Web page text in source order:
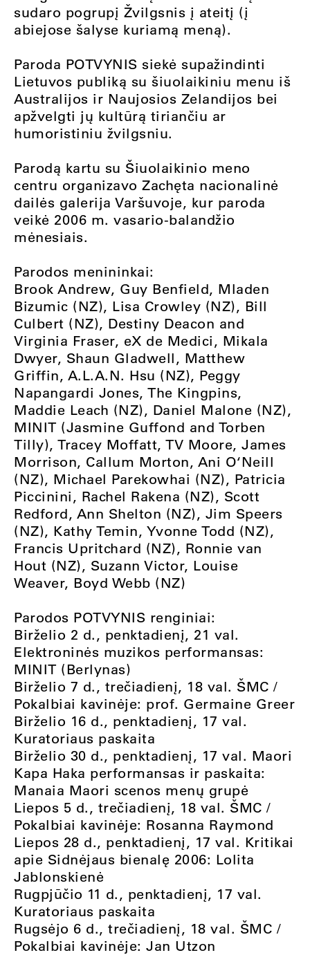
sudaro pogrupį Žvilgsnis į ateitį (į
abiejose šalyse kuriamą meną).
Paroda POTVYNIS siekė supažindinti
Lietuvos publiką su šiuolaikiniu menu iš
Australijos ir Naujosios Zelandijos bei
apžvelgti jų kultūrą tiriančiu ar
humoristiniu žvilgsniu.
Parodą kartu su Šiuolaikinio meno
centru organizavo Zachęta nacionalinė
dailės galerija Varšuvoje, kur paroda
veikė 2006 m. vasario-balandžio
mėnesiais.
Parodos menininkai:
Brook Andrew, Guy Benfield, Mladen
Bizumic (NZ), Lisa Crowley (NZ), Bill
Culbert (NZ), Destiny Deacon and
Virginia Fraser, eX de Medici, Mikala
Dwyer, Shaun Gladwell, Matthew
Griffin, A.L.A.N. Hsu (NZ), Peggy
Napangardi Jones, The Kingpins,
Maddie Leach (NZ), Daniel Malone (NZ),
MINIT (Jasmine Guffond and Torben
Tilly), Tracey Moffatt, TV Moore, James
Morrison, Callum Morton, Ani O‘Neill
(NZ), Michael Parekowhai (NZ), Patricia
Piccinini, Rachel Rakena (NZ), Scott
Redford, Ann Shelton (NZ), Jim Speers
(NZ), Kathy Temin, Yvonne Todd (NZ),
Francis Upritchard (NZ), Ronnie van
Hout (NZ), Suzann Victor, Louise
Weaver, Boyd Webb (NZ)
Parodos POTVYNIS renginiai:
Birželio 2 d., penktadienį, 21 val.
Elektroninės muzikos performansas:
MINIT (Berlynas)
Birželio 7 d., trečiadienį, 18 val. ŠMC /
Pokalbiai kavinėje: prof. Germaine Greer
Birželio 16 d., penktadienį, 17 val.
Kuratoriaus paskaita
Birželio 30 d., penktadienį, 17 val. Maori
Kapa Haka performansas ir paskaita:
Manaia Maori scenos menų grupė
Liepos 5 d., trečiadienį, 18 val. ŠMC /
Pokalbiai kavinėje: Rosanna Raymond
Liepos 28 d., penktadienį, 17 val. Kritikai
apie Sidnėjaus bienalę 2006: Lolita
Jablonskienė
Rugpjūčio 11 d., penktadienį, 17 val.
Kuratoriaus paskaita
Rugsėjo 6 d., trečiadienį, 18 val. ŠMC /
Pokalbiai kavinėje: Jan Utzon